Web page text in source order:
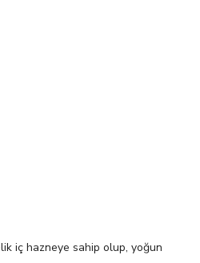
iç hazneye sahip olup, yoğun